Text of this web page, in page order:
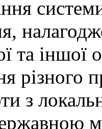
та іншої
різного
з